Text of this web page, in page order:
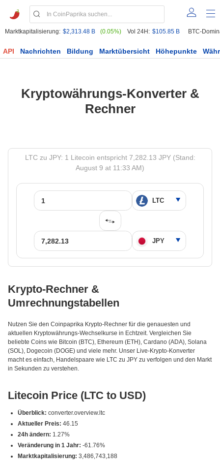
Marktkapitalisierung: $2,313.48 B (0.05%) Vol 24H: $105.85 B BTC-
API Nachrichten Bildung Marktübersicht Höhepunkte
Kryptowährungs-Konverter &
Rechner
LTC zu JPY: 1 Litecoin entspricht 7,282.13 JPY (Stand:
August 9 at 11:33 AM)
Krypto-Rechner &
Umrechnungstabellen
Nutzen Sie den Coinpaprika Krypto-Rechner für die genauesten und
aktuellen Kryptowährungs-Wechselkurse in Echtzeit. Vergleichen Sie
beliebte Coins wie Bitcoin (BTC), Ethereum (ETH), Cardano (ADA), Solana
(SOL), Dogecoin (DOGE) und viele mehr. Unser Live-Krypto-Konverter
macht es einfach, Handelspaare wie LTC zu JPY zu verfolgen und den Markt
in Sekunden zu verstehen.
Litecoin Price (LTC to USD)
Überblick: converter.overview.ltc
Aktueller Preis: 46.15
24h ändern: 1.27%
Veränderung in 1 Jahr: -61.76%
Marktkapitalisierung: 3,486,743,188